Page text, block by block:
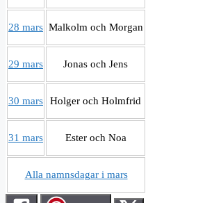
28 mars Malkolm och Morgan
29 mars Jonas och Jens
30 mars Holger och Holmfrid
31 mars Ester och Noa
Alla namnsdagar i mars